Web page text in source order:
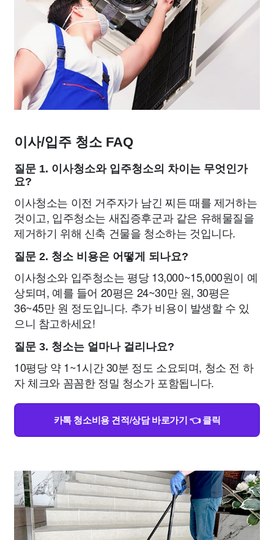
이사/입주 청소 FAQ
질문 1. 이사청소와 입주청소의 차이는 무엇인가
요?
이사청소는 이전 거주자가 남긴 찌든 때를 제거하는
것이고, 입주청소는 새집증후군과 같은 유해물질을
제거하기 위해 신축 건물을 청소하는 것입니다.
질문 2. 청소 비용은 어떻게 되나요?
이사청소와 입주청소는 평당 13,000~15,000원이 예
상되며, 예를 들어 20평은 24~30만 원, 30평은
36~45만 원 정도입니다. 추가 비용이 발생할 수 있
으니 참고하세요!
질문 3. 청소는 얼마나 걸리나요?
10평당 약 1~1시간 30분 정도 소요되며, 청소 전 하
자 체크와 꼼꼼한 정밀 청소가 포함됩니다.
카톡 청소비용 견적/상담 바로가기 👈 클릭